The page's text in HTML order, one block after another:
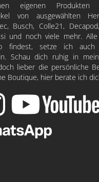
eigenen
von ausgewählten
, Busch, Colle21 , Decapod
und noch viele mehr.
findest, setze ich
Schau dich ruhig in
lieber die persönliche
Boutique, hier berate ich